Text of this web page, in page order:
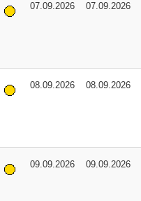
07.09.2026 07.09.2026
08.09.2026 08.09.2026
09.09.2026 09.09.2026